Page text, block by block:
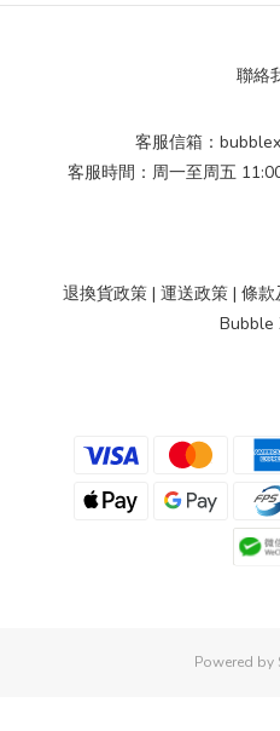
聯絡
客服信箱：
客服時間：周一至周五
退換貨政策 | 運送政策 | 條款
Bubble
Powered by